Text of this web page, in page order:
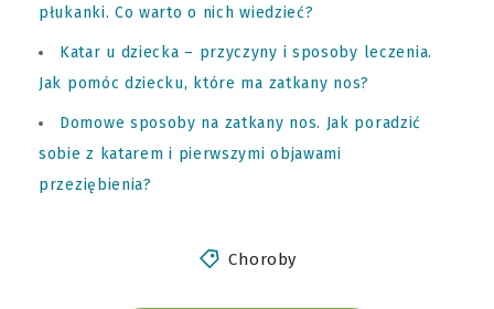
płukanki. Co warto o nich wiedzieć?
Katar u dziecka – przyczyny i sposoby leczenia.
Jak pomóc dziecku, które ma zatkany nos?
Domowe sposoby na zatkany nos. Jak poradzić
sobie z katarem i pierwszymi objawami
przeziębienia?
Choroby